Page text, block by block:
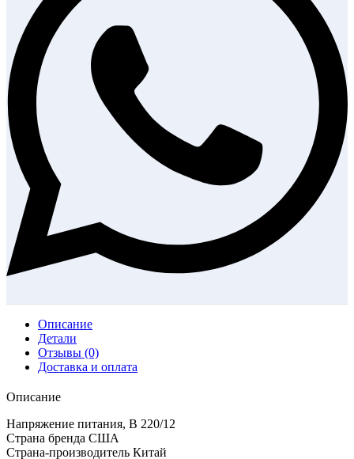
Описание
Детали
Отзывы (0)
Доставка и оплата
Описание
Напряжение питания, В 220/12
Страна бренда США
Страна-производитель Китай